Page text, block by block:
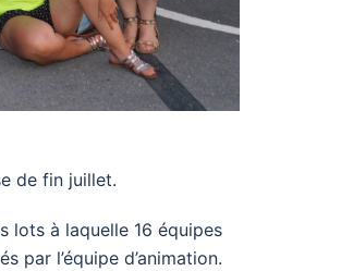
de fin juillet.
lots à laquelle 16 équipes
par l’équipe d’animation.